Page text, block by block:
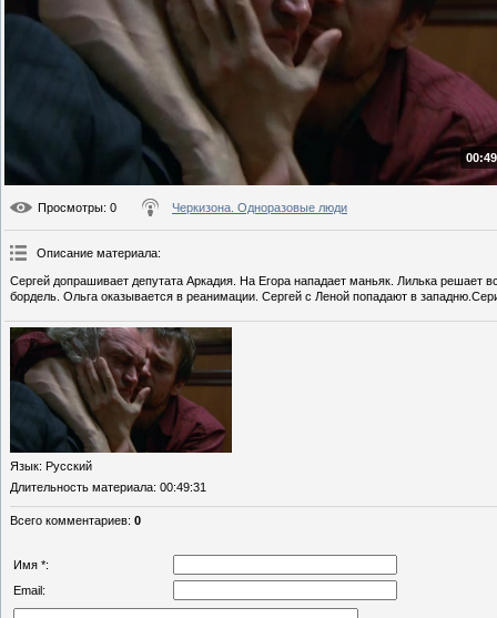
Просмотры: 0 Черкизона. Одноразовые люди
Описание материала:
Сергей допрашивает депутата Аркадия. На Егора нападает маньяк. Лилька
бордель. Ольга оказывается в реанимации. Сергей с Леной попадают в
Язык: Русский
Длительность материала: 00:49:31
Всего комментариев: 0
Имя *:
Email: